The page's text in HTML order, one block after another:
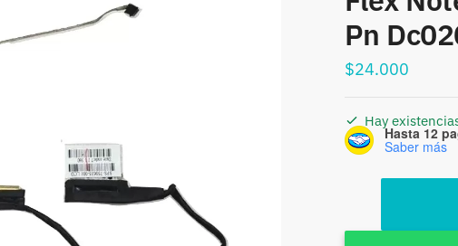
Pn
$24.000
Hay
Hasta 12
Saber más
Hp